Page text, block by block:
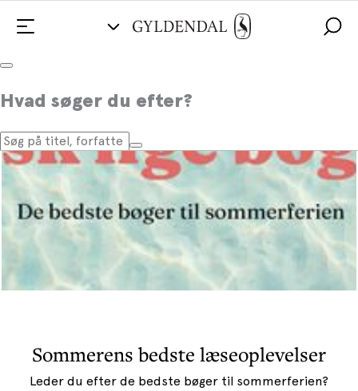
Hvad søger du efter?
Sommerens bedste læseoplevelser
Leder du efter de bedste bøger til sommerferien?